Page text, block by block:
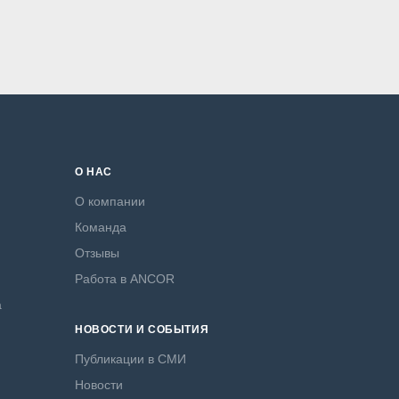
О НАС
О компании
Команда
Отзывы
Работа в ANCOR
НОВОСТИ И СОБЫТИЯ
Публикации в СМИ
Новости